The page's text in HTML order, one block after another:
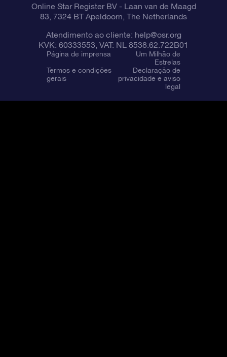
Online Star Register BV- Laan van de Maagd
83, 7324 BT Apeldoorn, The Netherlands
Atendimento ao cliente: help@osr.org
KVK: 60333553, VAT: NL 8538.62.722B01
Página de imprensa
Um Milhão de
Estrelas
Termos e condições
gerais
Declaração de
privacidade e aviso
legal